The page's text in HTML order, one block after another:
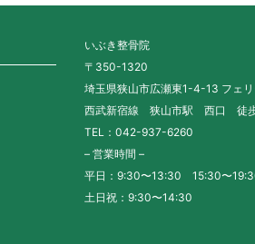
いぶき整骨院
〒350-1320
埼玉県狭山市広瀬東1-4-13 フェ
西武新宿線 狭山市駅 西口 徒
TEL：042-937-6260
– 営業時間 –
平日：9:30〜13:30 15:30〜
土日祝：9:30〜14:30